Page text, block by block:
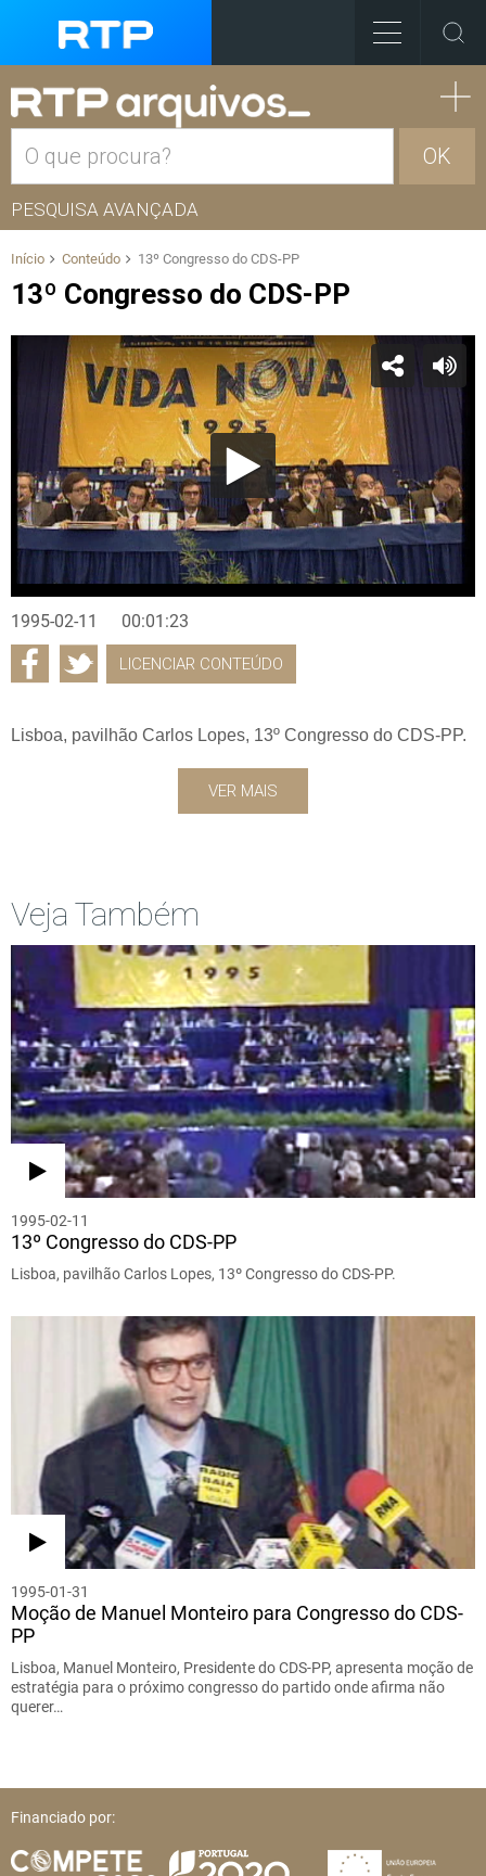
OK
PESQUISA AVANÇADA
Início Conteúdo 13º Congresso do CDS-PP
13º Congresso do CDS-PP
1995-02-11 00:01:23
LICENCIAR CONTEÚDO
Lisboa, pavilhão Carlos Lopes, 13º Congresso do CDS-PP.
VER MAIS
Veja Também
1995-02-11
13º Congresso do CDS-PP
Lisboa, pavilhão Carlos Lopes, 13º Congresso do CDS-PP.
1995-01-31
Moção de Manuel Monteiro para Congresso do CDS-
PP
Lisboa, Manuel Monteiro, Presidente do CDS-PP, apresenta moção de
estratégia para o próximo congresso do partido onde afirma não
querer…
Financiado por: